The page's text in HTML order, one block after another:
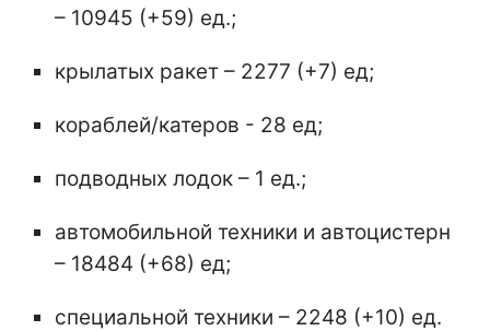
– 10945 (+59) ед.;
крылатых ракет – 2277 (+7) ед;
кораблей/катеров - 28 ед;
подводных лодок – 1 ед.;
автомобильной техники и автоцистерн
– 18484 (+68) ед;
специальной техники – 2248 (+10) ед.